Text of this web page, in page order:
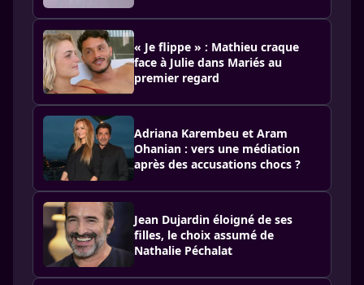
« Je flippe » : Mathieu craque
face à Julie dans Mariés au
premier regard
Adriana Karembeu et Aram
Ohanian : vers une médiation
après des accusations chocs ?
Jean Dujardin éloigné de ses
filles, le choix assumé de
Nathalie Péchalat